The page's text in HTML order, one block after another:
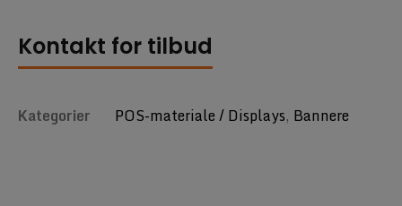
Kontakt for tilbud
Kategorier POS-materiale / Displays, Bannere